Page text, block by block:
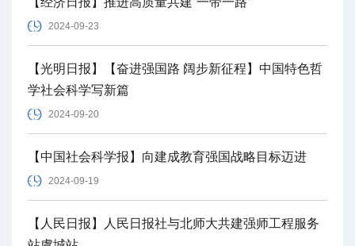
2024-09-23
【光明日报】【奋进强国路 阔步新征程】中国特色哲
学社会科学写新篇
2024-09-20
【中国社会科学报】向建成教育强国战略目标迈进
2024-09-19
【人民日报】人民日报社与北师大共建强师工程服务